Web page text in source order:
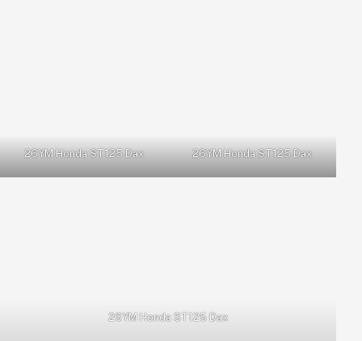
26YM Honda ST125 Dax 26YM Honda ST125 Dax
26YM Honda ST125 Dax